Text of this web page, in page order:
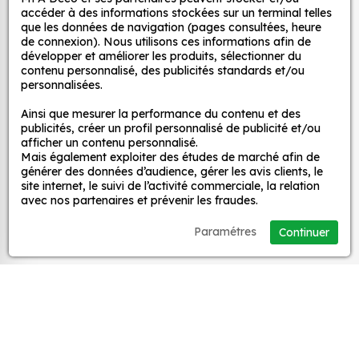
d’un meuble, d’une porte et de toute autre surface,
et ce, à moindre coût et sans effort.
Quels sont les avantages de nos stickers
décoration ?
nos Autocollant Drapeau Portugal coeur sont
disponibles dans une large gamme de motifs et
de couleurs, ce qui vous permet de trouver le
sticker parfait pour votre décoration.
Une installation facile : nos stickers sont faciles
les décoller de leur support et de les coller sur
la surface souhaitée. Vous pouvez vous aider
décoratifs
MPA Déco
Nos services
Nos sites
Mon Compte
accéder à des informations stockées sur un terminal telles
que les données de navigation (pages consultées, heure
de connexion). Nous utilisons ces informations afin de
développer et améliorer les produits, sélectionner du
contenu personnalisé, des publicités standards et/ou
personnalisées.
Ainsi que mesurer la performance du contenu et des
publicités, créer un profil personnalisé de publicité et/ou
afficher un contenu personnalisé.
Mais également exploiter des études de marché afin de
générer des données d’audience, gérer les avis clients, le
site internet, le suivi de l’activité commerciale, la relation
avec nos partenaires et prévenir les fraudes.
Continuer
Paramétres